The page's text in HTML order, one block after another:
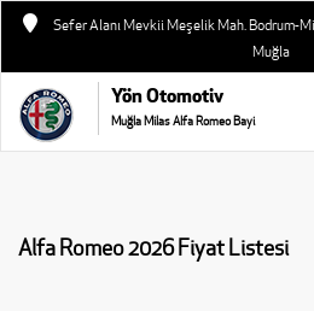
Sefer Alanı Mevkii Meşelik Mah. Bodrum-
Muğla
Yön Otomotiv
Muğla Milas Alfa Romeo Bayi
Alfa Romeo 2026 Fiyat Listesi